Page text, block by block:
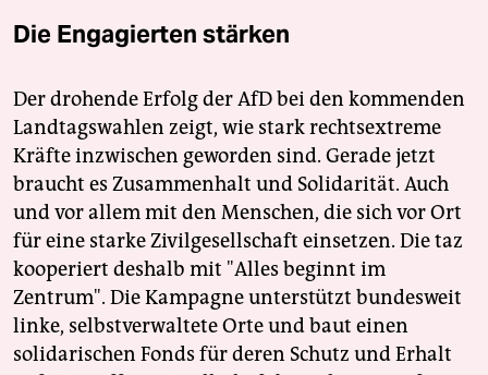
Die Engagierten stärken
Der drohende Erfolg der AfD bei den kommenden
Landtagswahlen zeigt, wie stark rechtsextreme
Kräfte inzwischen geworden sind. Gerade jetzt
braucht es Zusammenhalt und Solidarität. Auch
und vor allem mit den Menschen, die sich vor Ort
für eine starke Zivilgesellschaft einsetzen. Die taz
kooperiert deshalb mit "Alles beginnt im
Zentrum". Die Kampagne unterstützt bundesweit
linke, selbstverwaltete Orte und baut einen
solidarischen Fonds für deren Schutz und Erhalt